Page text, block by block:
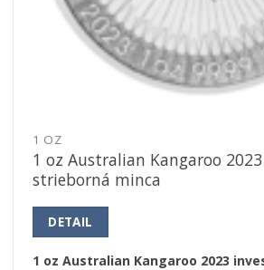
1 OZ
1 oz Australian Kangaroo 2023
strieborná minca
DETAIL
1 oz Australian Kangaroo 2023